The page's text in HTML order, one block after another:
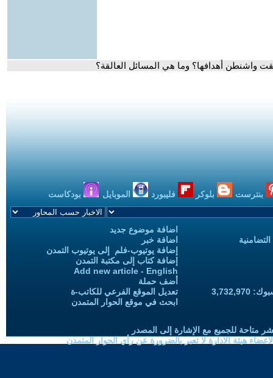
واشنطن أهدافها؟ وما هي المسائل العالقة؟
بنترست بلوكر فليبورد الموبايل بودكاست
اضافة موضوع جديد
اضافة خبر
إضافة يوتيوب-فلم إلى يوتيوب التمدن
إضافة كتاب إلى مكتبة التمدن
Add new article - English
أضف حملة
تعديل الموقع الفرعي للكاتب-ة
ابحث في موقع الحوار المتمدن
متاحة للجميع مع الإشارة إلى المصدر
هيئة الادارة لا تعبر بالضرورة عن رأي الحوار المتمدن